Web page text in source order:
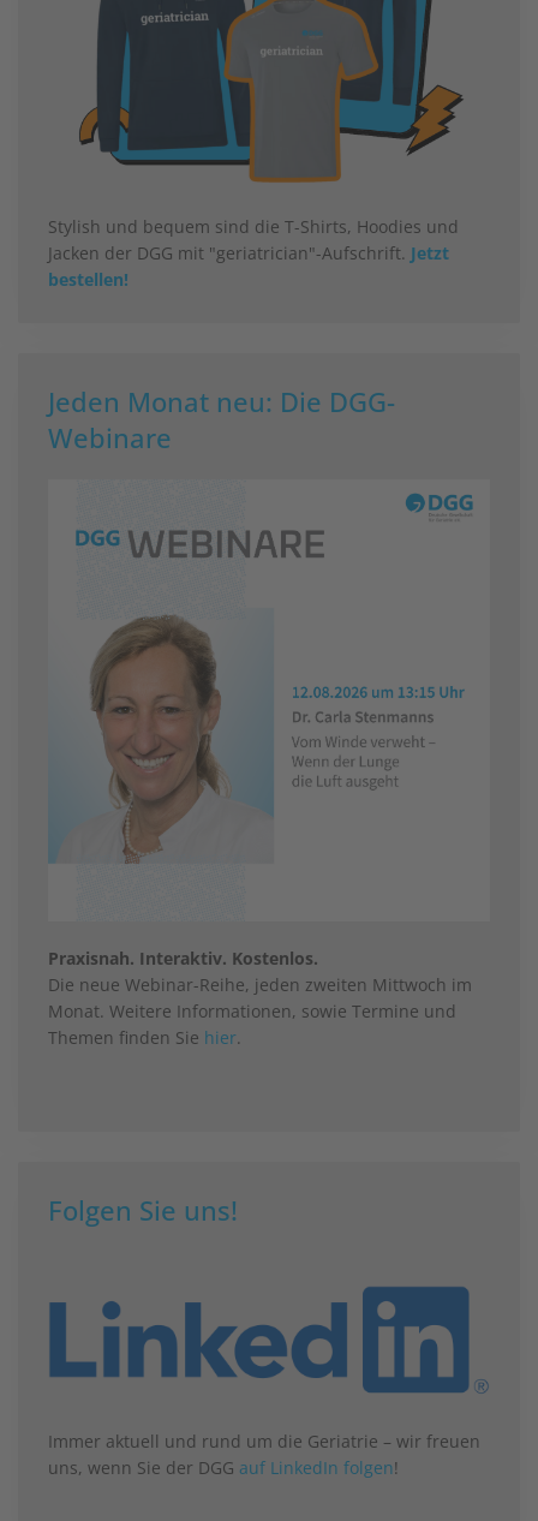
Stylish und bequem sind die T-Shirts, Hoodies und
Jacken der DGG mit "geriatrician"-Aufschrift. Jetzt
bestellen!
Jeden Monat neu: Die DGG-
Webinare
Praxisnah. Interaktiv. Kostenlos.
Die neue Webinar-Reihe, jeden zweiten Mittwoch im
Monat. Weitere Informationen, sowie Termine und
Themen finden Sie hier.
Folgen Sie uns!
Immer aktuell und rund um die Geriatrie – wir freuen
uns, wenn Sie der DGG auf LinkedIn folgen!